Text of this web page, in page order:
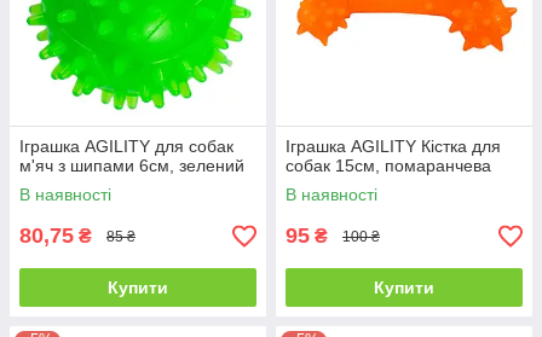
Іграшка AGILITY для собак
м'яч з шипами 6см, зелений
В наявності
80,75 ₴ 85 ₴
Купити
Іграшка AGILITY Кістка для
собак 15см, помаранчева
В наявності
95 ₴ 100 ₴
Купити